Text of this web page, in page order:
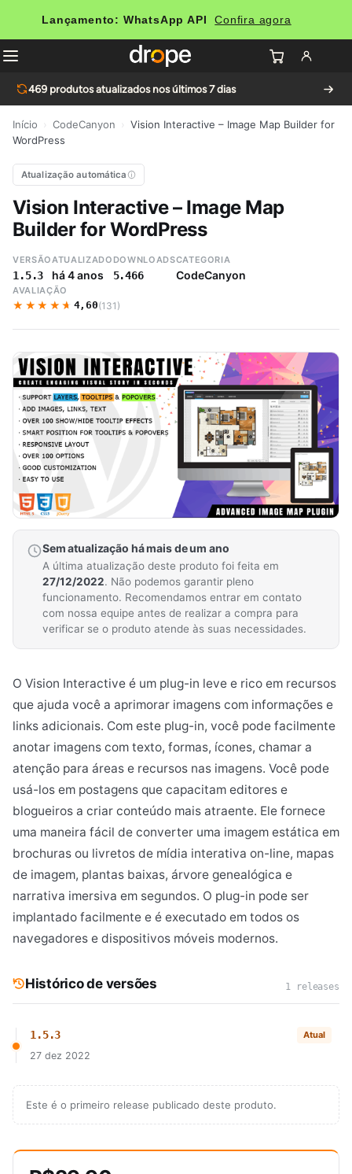
Lançamento: WhatsApp API Confira agora
469 produtos atualizados nos últimos 7 dias
Início CodeCanyon
Vision Interactive – Image Map Builder for
WordPress
Atualização automática
Vision Interactive – Image Map
Builder for WordPress
VERSÃO
1.5.3
ATUALIZADO
há 4 anos
DOWNLOADS
5.466
CATEGORIA
CodeCanyon
AVALIAÇÃO
★★★★★
★★★★★ 4,60(131)
Sem atualização há mais de um ano
A última atualização deste produto foi feita em
27/12/2022. Não podemos garantir pleno
funcionamento. Recomendamos entrar em contato
com nossa equipe antes de realizar a compra para
verificar se o produto atende às suas necessidades.
O Vision Interactive é um plug-in leve e rico em recursos
que ajuda você a aprimorar imagens com informações e
links adicionais. Com este plug-in, você pode facilmente
anotar imagens com texto, formas, ícones, chamar a
atenção para áreas e recursos nas imagens. Você pode
usá-los em postagens que capacitam editores e
blogueiros a criar conteúdo mais atraente. Ele fornece
uma maneira fácil de converter uma imagem estática em
brochuras ou livretos de mídia interativa on-line, mapas
de imagem, plantas baixas, árvore genealógica e
narrativa imersiva em segundos. O plug-in pode ser
implantado facilmente e é executado em todos os
navegadores e dispositivos móveis modernos.
Histórico de versões 1 releases
1.5.3 Atual
27 dez 2022
Este é o primeiro release publicado deste produto.